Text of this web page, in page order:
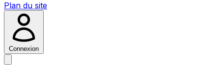
Plan du site
Connexion